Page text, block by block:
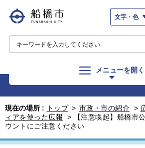
文字・色
メニューを開く
現在の場所 : トップ > 市政・市の紹介 >
ィアを使った広報
>
【注意喚起】船橋市
ウントにご注意ください